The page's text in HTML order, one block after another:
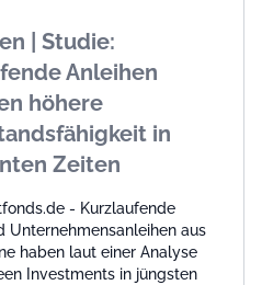
| Studie:
Anleihen
höhere
in
Zeiten
- Kurzlaufende
Unternehmensanleihen aus
haben laut einer Analyse
Investments in jüngsten